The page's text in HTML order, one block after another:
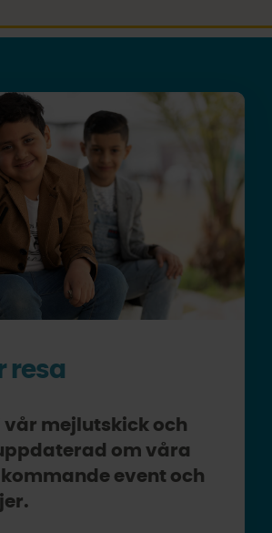
resa
vår mejlutskick och
om våra
event och